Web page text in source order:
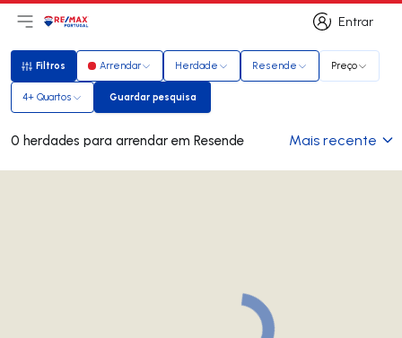
Entrar
Entrar
Abri menu principal
LogoIr para página inicial
Filtros
Filtros Arrendar Herdade Resende Preço
4+ Quartos Guardar pesquisa
Guardar pesquisa
0 herdades para arrendar em Resende Mais recente